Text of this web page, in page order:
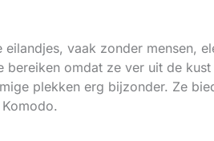
vaak zonder mensen,
omdat ze ver uit de kust
plekken erg bijzonder. Ze